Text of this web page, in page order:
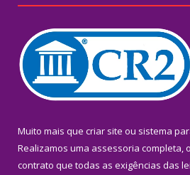
Muito mais que criar site ou sistema
Realizamos uma assessoria completa,
contrato que todas as exigências das